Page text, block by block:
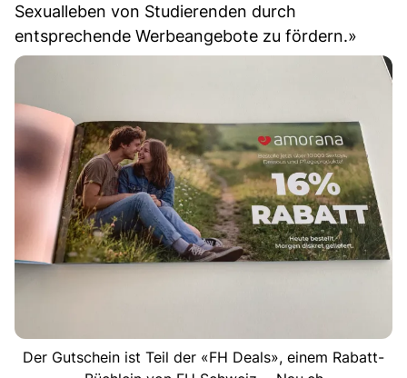
Sexualleben von Studierenden durch
entsprechende Werbeangebote zu fördern.»
Der Gutschein ist Teil der «FH Deals», einem Rabatt-